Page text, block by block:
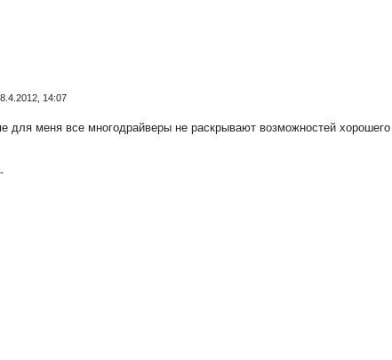
8.4.2012, 14:07
для меня все многодрайверы не раскрывают возможностей хорошего